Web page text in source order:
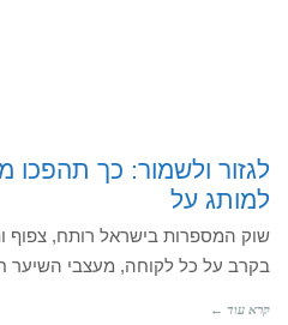
לגזור ולשמור: כך
למותג על
שוק המספרות בישראל רותח, צפוף
בקרב על כל לקוחה, מעצבי השיער
קרא עוד ←